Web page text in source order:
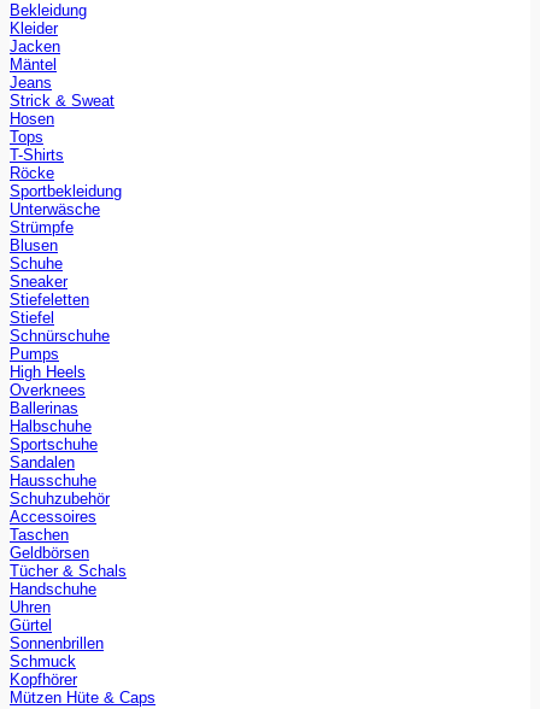
Bekleidung
Kleider
Jacken
Mäntel
Jeans
Strick & Sweat
Hosen
Tops
T-Shirts
Röcke
Sportbekleidung
Unterwäsche
Strümpfe
Blusen
Schuhe
Sneaker
Stiefeletten
Stiefel
Schnürschuhe
Pumps
High Heels
Overknees
Ballerinas
Halbschuhe
Sportschuhe
Sandalen
Hausschuhe
Schuhzubehör
Accessoires
Taschen
Geldbörsen
Tücher & Schals
Handschuhe
Uhren
Gürtel
Sonnenbrillen
Schmuck
Kopfhörer
Mützen Hüte & Caps